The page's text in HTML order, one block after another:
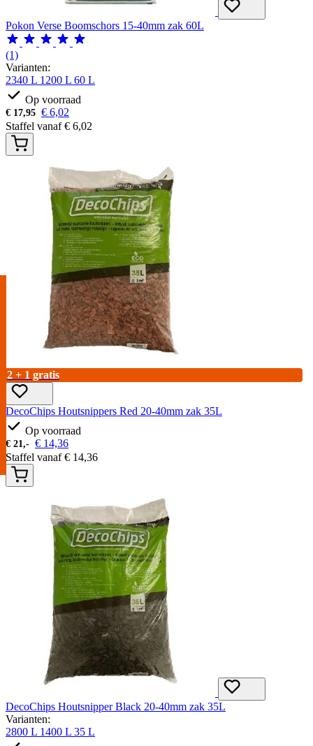
Pokon Verse Boomschors 15-40mm zak 60L
(1)
Varianten:
2340 L 1200 L 60 L
Op voorraad
€ 17,95 € 6,02
Staffel vanaf€ 6,02
2 + 1 gratis
DecoChips Houtsnippers Red 20-40mm zak 35L
Op voorraad
€ 21,- € 14,36
Staffel vanaf€ 14,36
DecoChips Houtsnipper Black 20-40mm zak 35L
Varianten:
2800 L 1400 L 35 L